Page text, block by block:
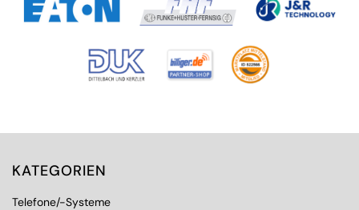
KATEGORIEN
Telefone/-Systeme